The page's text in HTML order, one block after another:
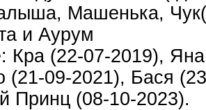
Машенька,
и Аурум
Кра (22-07-2019),
09-2021), Бася
Принц (08-10-2023).